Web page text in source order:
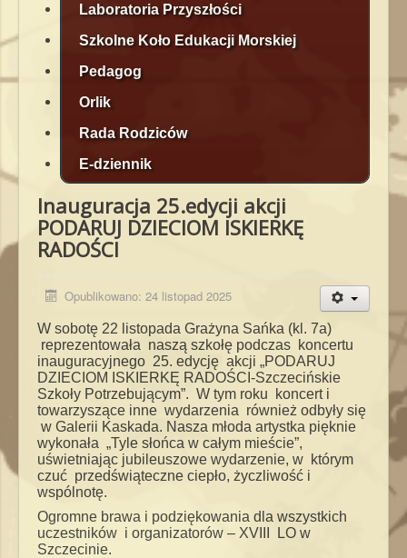
Laboratoria Przyszłości
Szkolne Koło Edukacji Morskiej
Pedagog
Orlik
Rada Rodziców
E-dziennik
Inauguracja 25.edycji akcji
PODARUJ DZIECIOM ISKIERKĘ
RADOŚCI
Opublikowano: 24 listopad 2025
W sobotę 22 listopada Grażyna Sańka (kl. 7a)
reprezentowała naszą szkołę podczas koncertu
inauguracyjnego 25. edycję akcji „PODARUJ
DZIECIOM ISKIERKĘ RADOŚCI-Szczecińskie
Szkoły Potrzebującym”. W tym roku koncert i
towarzyszące inne wydarzenia również odbyły się
w Galerii Kaskada. Nasza młoda artystka pięknie
wykonała „Tyle słońca w całym mieście”,
uświetniając jubileuszowe wydarzenie, w którym
czuć przedświąteczne ciepło, życzliwość i
wspólnotę.
Ogromne brawa i podziękowania dla wszystkich
uczestników i organizatorów – XVIII LO w
Szczecinie.